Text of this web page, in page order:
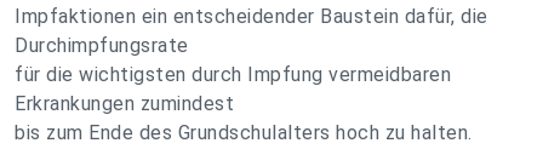
Impfaktionen ein entscheidender Baustein dafür, die
Durchimpfungsrate
für die wichtigsten durch Impfung vermeidbaren
Erkrankungen zumindest
bis zum Ende des Grundschulalters hoch zu halten.